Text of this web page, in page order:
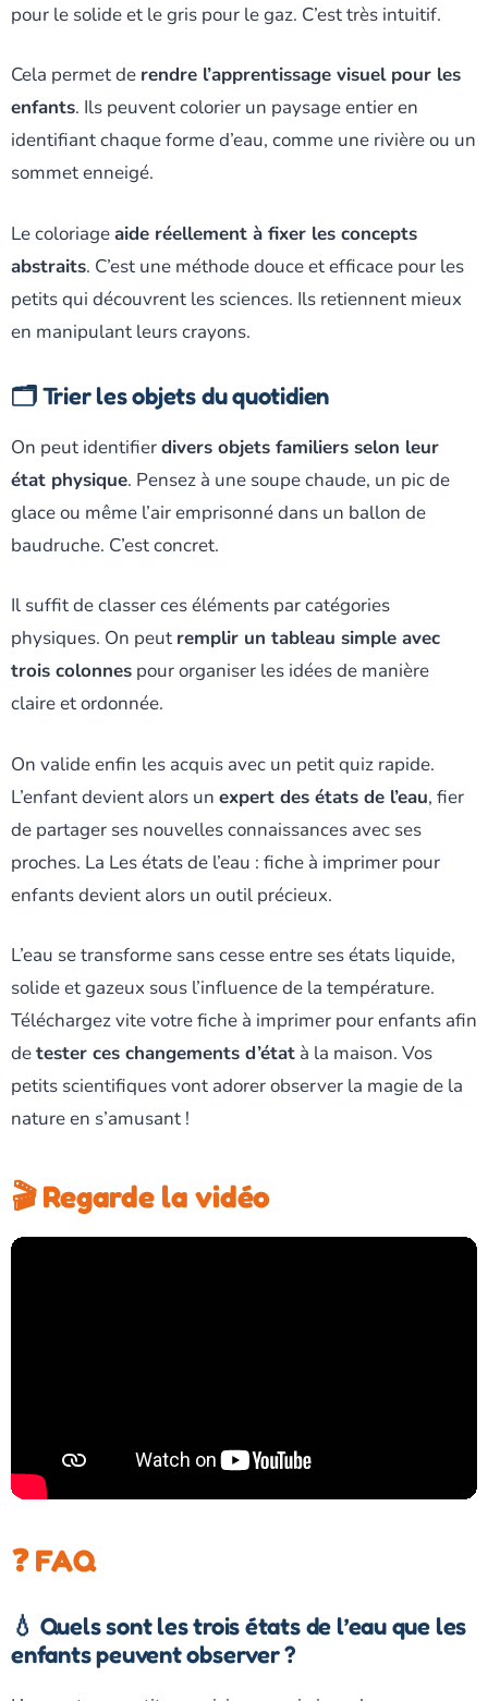
pour le solide et le gris pour le gaz. C’est très intuitif.
Cela permet de rendre l’apprentissage visuel pour les
enfants. Ils peuvent colorier un paysage entier en
identifiant chaque forme d’eau, comme une rivière ou un
sommet enneigé.
Le coloriageaide réellement à fixer les concepts
abstraits. C’est une méthode douce et efficace pour les
petits qui découvrent les sciences. Ils retiennent mieux
en manipulant leurs crayons.
🗂️ Trier les objets du quotidien
On peut identifierdivers objets familiers selon leur
état physique. Pensez à une soupe chaude, un pic de
glace ou même l’air emprisonné dans un ballon de
baudruche. C’est concret.
Il suffit de classer ces éléments par catégories
physiques. On peut remplir un tableau simple avec
trois colonnes pour organiser les idées de manière
claire et ordonnée.
On valide enfin les acquis avec un petit quiz rapide.
L’enfant devient alors un expert des états de l’eau, fier
de partager ses nouvelles connaissances avec ses
proches. La Les états de l’eau : fiche à imprimer pour
enfants devient alors un outil précieux.
L’eau se transforme sans cesse entre ses états liquide,
solide et gazeux sous l’influence de la température.
Téléchargez vite votre fiche à imprimer pour enfants afin
detester ces changements d’état à la maison. Vos
petits scientifiques vont adorer observer la magie de la
nature en s’amusant !
🎬 Regarde la vidéo
❓ FAQ
💧 Quels sont les trois états de l’eau que les
enfants peuvent observer ?